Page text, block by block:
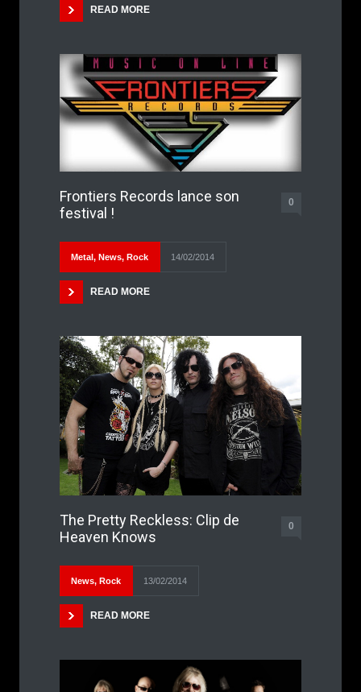
READ MORE
Frontiers Records lance son
festival !
0
Metal, News, Rock 14/02/2014
READ MORE
The Pretty Reckless: Clip de
Heaven Knows
0
News, Rock 13/02/2014
READ MORE